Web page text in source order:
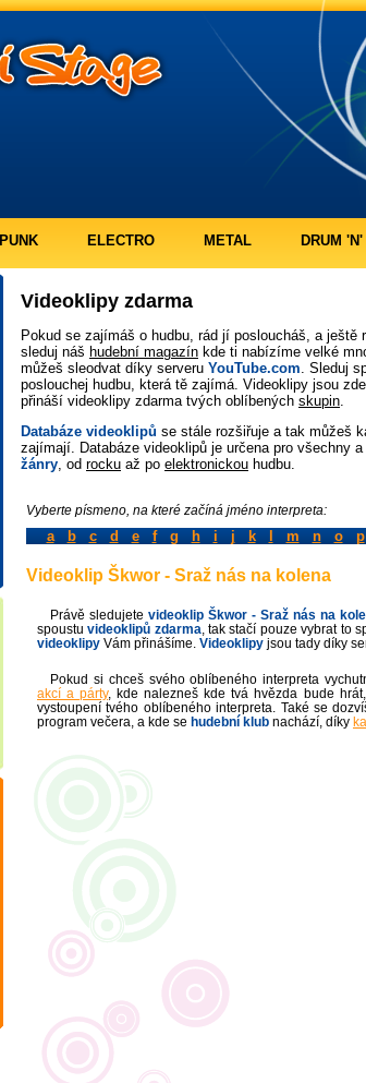
PUNK ELECTRO METAL DRUM
Videoklipy zdarma
Pokud se zajímáš o hudbu, rád jí posloucháš, a ještě
sleduj náš hudební magazín kde ti nabízíme velké
můžeš sleodvat díky serveru YouTube.com. Sleduj
poslouchej hudbu, která tě zajímá. Videoklipy jsou
přináší videoklipy zdarma tvých oblíbených skupin.
Databáze videoklipů se stále rozšiřuje a tak můžeš
zajímají. Databáze videoklipů je určena pro všechny
žánry, od rocku až po elektronickou hudbu.
Vyberte písmeno, na které začíná jméno interpreta:
a b c d e f g h i j k m n o p
Videoklip Škwor - Sraž nás na kolena
Právě sledujete videoklip Škwor - Sraž nás na
spoustuvideoklipů zdarma , tak stačí pouze vybrat to
videoklipy Vám přinášíme. Videoklipy jsou tady díky
Pokud si chceš svého oblíbeného interpreta
akcí a párty, kde nalezneš kde tvá hvězda bude
vystoupení tvého oblíbeného interpreta. Také se
program večera, a kde se hudební klub nachází, díky